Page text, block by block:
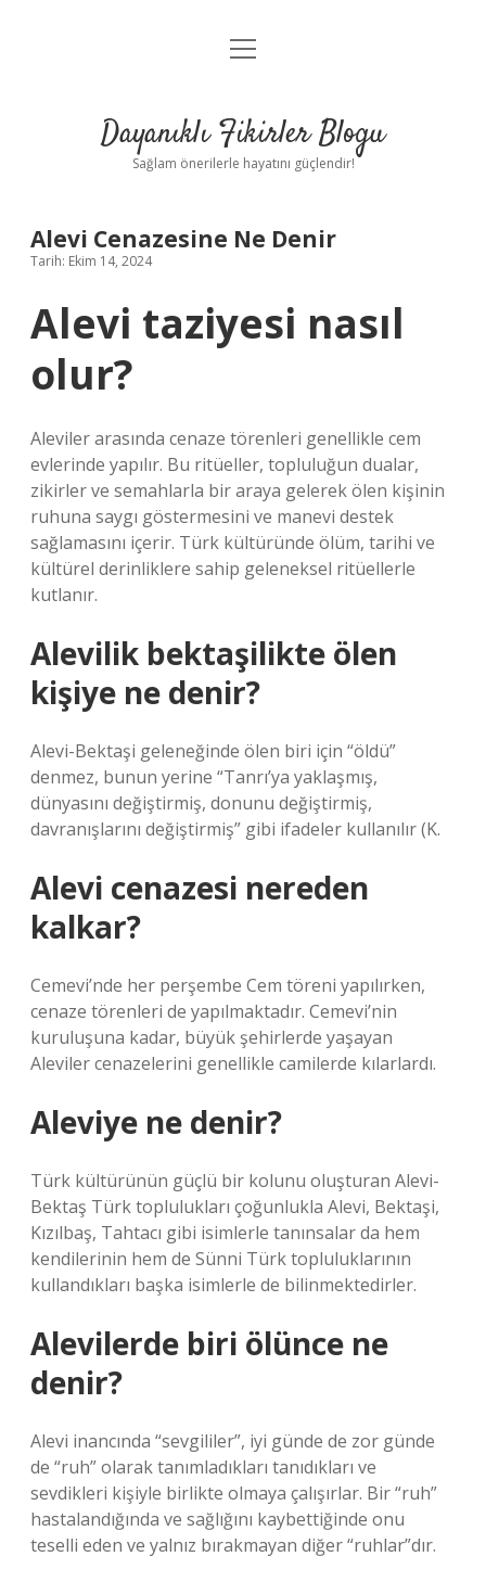
Anasayfa
Yasal Uyarı
menüyü
Dayanıklı Fikirler Blogu
Sağlam önerilerle hayatını güçlendir!
Alevi Cenazesine Ne Denir
Tarih: Ekim 14, 2024
Alevi taziyesi nasıl
olur?
Aleviler arasında cenaze törenleri genellikle cem
evlerinde yapılır. Bu ritüeller, topluluğun dualar,
zikirler ve semahlarla bir araya gelerek ölen kişinin
ruhuna saygı göstermesini ve manevi destek
sağlamasını içerir. Türk kültüründe ölüm, tarihi ve
kültürel derinliklere sahip geleneksel ritüellerle
kutlanır.
Alevilik bektaşilikte ölen
kişiye ne denir?
Alevi-Bektaşi geleneğinde ölen biri için “öldü”
denmez, bunun yerine “Tanrı’ya yaklaşmış,
dünyasını değiştirmiş, donunu değiştirmiş,
davranışlarını değiştirmiş” gibi ifadeler kullanılır (K.
Alevi cenazesi nereden
kalkar?
Cemevi’nde her perşembe Cem töreni yapılırken,
cenaze törenleri de yapılmaktadır. Cemevi’nin
kuruluşuna kadar, büyük şehirlerde yaşayan
Aleviler cenazelerini genellikle camilerde kılarlardı.
Aleviye ne denir?
Türk kültürünün güçlü bir kolunu oluşturan Alevi-
Bektaş Türk toplulukları çoğunlukla Alevi, Bektaşi,
Kızılbaş, Tahtacı gibi isimlerle tanınsalar da hem
kendilerinin hem de Sünni Türk topluluklarının
kullandıkları başka isimlerle de bilinmektedirler.
Alevilerde biri ölünce ne
denir?
Alevi inancında “sevgililer”, iyi günde de zor günde
de “ruh” olarak tanımladıkları tanıdıkları ve
sevdikleri kişiyle birlikte olmaya çalışırlar. Bir “ruh”
hastalandığında ve sağlığını kaybettiğinde onu
teselli eden ve yalnız bırakmayan diğer “ruhlar”dır.